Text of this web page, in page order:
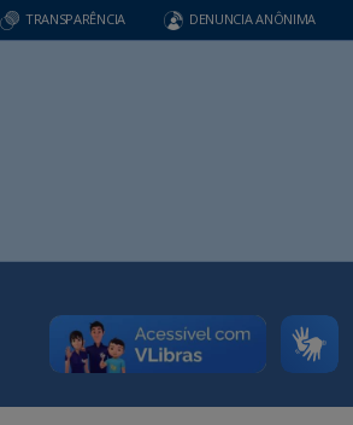
TRANSPARÊNCIA DENUNCIA ANÔNIMA